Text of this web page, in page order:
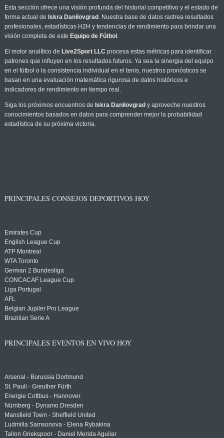
Esta sección ofrece una visión profunda del historial competitivo y el estado de
forma actual de Iskra Danilovgrad . Nuestra base de datos rastrea resultados
profesionales, estadísticas H2H y tendencias de rendimiento para brindar una
visión completa de este Equipo de Fútbol .
El motor analítico de Live2Sport LLC procesa estas métricas para identificar
patrones que influyen en los resultados futuros. Ya sea la sinergia del equipo
en el fútbol o la consistencia individual en el tenis, nuestros pronósticos se
basan en una evaluación matemática rigurosa de datos históricos e
indicadores de rendimiento en tiempo real.
Siga los próximos encuentros de Iskra Danilovgrad y aproveche nuestros
conocimientos basados en datos para comprender mejor la probabilidad
estadística de su próxima victoria.
PRINCIPALES CONSEJOS DEPORTIVOS HOY
Emirates Cup
English League Cup
ATP Montreal
WTA Toronto
German 2 Bundesliga
CONCACAF League Cup
Liga Portugal
AFL
Belgian Jupiler Pro League
Brazilian Serie A
PRINCIPALES EVENTOS EN VIVO HOY
Arsenal - Borussia Dortmund
St. Pauli - Greuther Fürth
Energie Cottbus - Hannover
Nürnberg - Dynamo Dresden
Mansfield Town - Sheffield United
Ludmilla Samsonova - Elena Rybakina
Tallon Griekspoor - Daniel Merida Aguilar